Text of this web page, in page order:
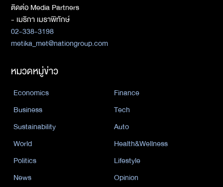
ติดต่อ Media Partners
- เมธิกา เมธาพิทักษ์
02-338-3198
metika_met@nationgroup.com
หมวดหมู่ข่าว
Economics
Finance
Business
Tech
Sustainability
Auto
World
Health&Wellness
Politics
Lifestyle
News
Opinion